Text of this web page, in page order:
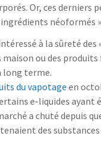
Or, ces
ingrédients
à la sûreté
ou des
long terme.
du vapotage en
e-liquides ayant
a chuté depuis
des